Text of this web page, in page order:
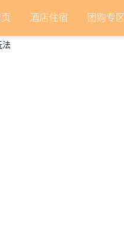
酒店住宿 团购专区
法